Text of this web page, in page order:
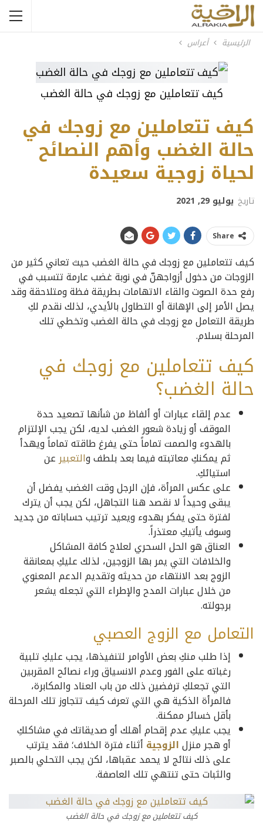
الرئيسية أعراس
كيف تتعاملين مع زوجك في حالة الغضب
كيف تتعاملين مع زوجك في
حالة الغضب وأهم النصائح
لحياة زوجية سعيدة
تاريخ يوليو 29, 2021
Share
كيف تتعاملين مع زوجك في حالة الغضب حيثتعاني كثير من
الزوجات من دخول أزواجهنّ في نوبة غضب عارمة تتسبب في
رفع حدة الصوت والقاء الاتهامات بطريقة فظة ومتلاحقة وقد
يصل الأمر إلى الإهانة أو التطاول بالأيدي، لذلك نقدم لكِ
طريقة التعامل مع زوجك في حالة الغضب وتخطي تلك
المرحلة بسلام.
كيف تتعاملين مع زوجك في
حالة الغضب؟
عدم إلقاء عبارات أو ألفاظ من شأنها تصعيد حدة
الموقف أو زيادة شعور الغضب لديه، لكن يجب الإلتزام
بالهدوء والصمت تماماً حتى يفرغ طاقته تماماً ويهدأ
ثم يمكنكِ معاتبته فيما بعد بلطف والتعبيرعن
استيائكِ.
على عكس المرأة، فإن الرجل وقت الغضب يفضل أن
يبقى وحيداً لا نقصد هنا التجاهل، لكن يجب أن يترك
لفترة حتى يفكر بهدوء ويعيد ترتيب حساباته من جديد
وسوف يأتيكِ معتذراً.
العناق هو الحل السحري لعلاج كافة المشاكل
والخلافات التي يمر بها الزوجين، لذلك عليكِ بمعانقة
الزوج بعد الانتهاء من حديثه وتقديم الدعم المعنوي
من خلال عبارات المدح والإطراء التي تجعله يشعر
برجولته.
التعامل مع الزوج العصبي
إذا طلب منكِ بعض الأوامر لتنفيذها، يجب عليكِ تلبية
رغباته على الفور وعدم الانسياق وراء نصائح المقربين
التي تجعلكِ ترفضين ذلك من باب العناد والمكابرة،
فالمرأة الذكية هي التي تعرف كيف تتجاوز تلك المرحلة
بأقل خسائر ممكنة.
يجب عليكِ عدم إقحام أهلك أو صديقاتك في مشاكلكِ
أو هجر منزلالزوجية أثناء فترة الخلاف؛ فقد يترتب
على ذلك نتائج لا يحمد عقباها، لكن يجب التحلي بالصبر
والثبات حتى تنتهي تلك العاصفة.
كيف تتعاملين مع زوجك في حالة الغضب